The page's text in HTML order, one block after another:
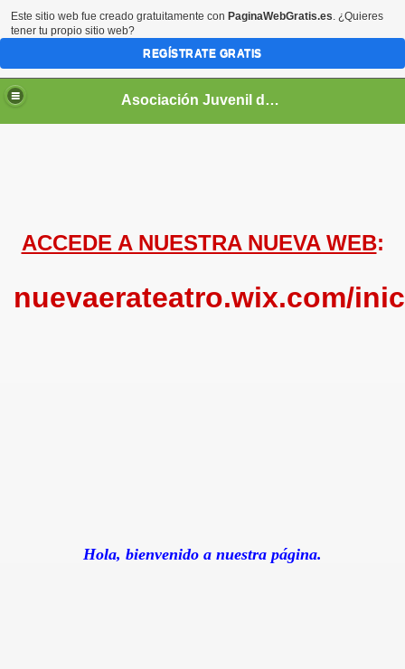
Asociación Juvenil de Teatro "Nueva Era"
ACCEDE A NUESTRA NUEVA WEB:
nuevaerateatro.wix.com/
Hola, bienvenido a nuestra página.
Este sitio web fue creado gratuitamente con PaginaWebGratis.es. ¿Quieres
tener tu propio sitio web?
REGÍSTRATE GRATIS